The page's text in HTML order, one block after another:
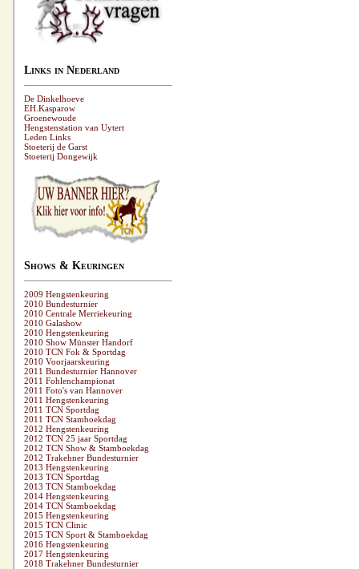
Links in Nederland
De Dinkelhoeve
EH.Kasparow
Groenewoude
Hengstenstation van Uytert
Leden Links
Stoeterij de Garst
Stoeterij Dongewijk
Shows & Keuringen
2009 Hengstenkeuring
2010 Bundesturnier
2010 Centrale Merriekeuring
2010 Galashow
2010 Hengstenkeuring
2010 Show Münster Handorf
2010 TCN Fok & Sportdag
2010 Voorjaarskeuring
2011 Bundesturnier Hannover
2011 Fohlenchampionat
2011 Foto's van Hannover
2011 Hengstenkeuring
2011 TCN Sportdag
2011 TCN Stamboekdag
2012 Hengstenkeuring
2012 TCN 25 jaar Sportdag
2012 TCN Show & Stamboekdag
2012 Trakehner Bundesturnier
2013 Hengstenkeuring
2013 TCN Sportdag
2013 TCN Stamboekdag
2014 Hengstenkeuring
2014 TCN Stamboekdag
2015 Hengstenkeuring
2015 TCN Clinic
2015 TCN Sport & Stamboekdag
2016 Hengstenkeuring
2017 Hengstenkeuring
2018 Trakehner Bundesturnier